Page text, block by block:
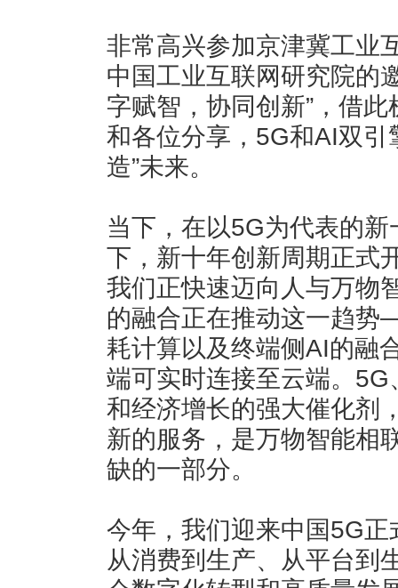
非常高兴参加京津冀工业
中国工业互联网研究院的
字赋智，协同创新”，借
和各位分享，5G和AI双引
造”未来。
当下，在以5G为代表的
下，新十年创新周期正式
我们正快速迈向人与万物
的融合正在推动这一趋
耗计算以及终端侧AI的融
端可实时连接至云端。
和经济增长的强大催化剂
新的服务，是万物智能相
缺的一部分。
今年，我们迎来中国5G
从消费到生产、从平台到